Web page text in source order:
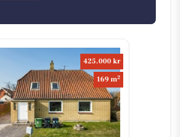
425.000 kr
169 m2